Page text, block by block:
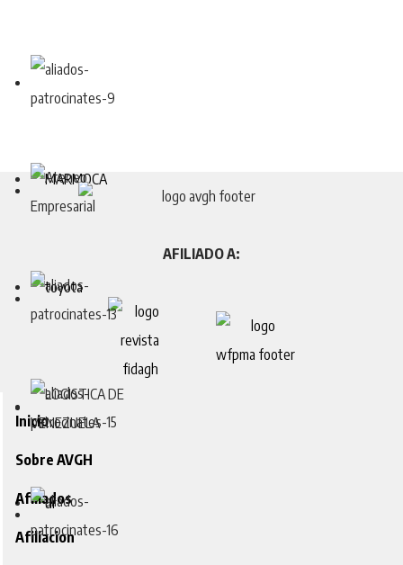
AFILIADO A:
Inicio
Sobre AVGH
Afiliados
Afiliacion